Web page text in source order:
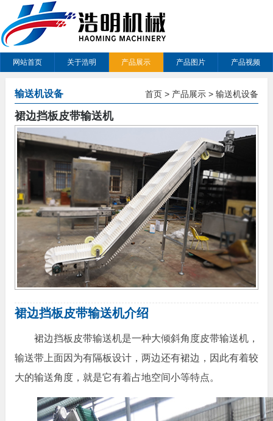
网站首页 关于浩明 产品展示 产品图片 产品视频
输送机设备 首页 > 产品展示 >输送机设备
裙边挡板皮带输送机
裙边挡板皮带输送机介绍
裙边挡板皮带输送机是一种大倾斜角度皮带输送机，
输送带上面因为有隔板设计，两边还有裙边，因此有着较
大的输送角度，就是它有着占地空间小等特点。